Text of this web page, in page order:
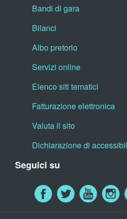
Bandi di gara
Bilanci
Albo pretorio
Servizi online
Elenco siti tematici
Fatturazione elettronica
Valuta il sito
Dichiarazione di
Seguici su